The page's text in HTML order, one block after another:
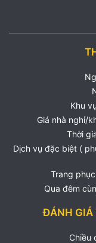
Khu
Giá nhà nghỉ/
Thời
Dịch vụ đặc biệt (
Trang
Qua đêm
ĐÁNH GIÁ
Chiều